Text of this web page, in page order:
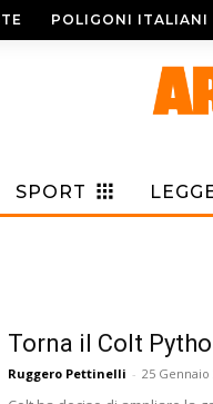
POLIGONI ITALIANI
SPORT
Torna il Colt
Ruggero Pettinelli - 25 Gennaio